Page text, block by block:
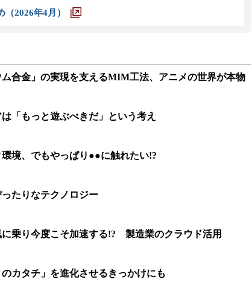
2026年4月）
合金」の実現を支えるMIM工法、アニメの世界が本物
「もっと遊ぶべきだ」という考え
境、でもやっぱり●●に触れたい!?
たりなテクノロジー
に乗り今度こそ加速する!? 製造業のクラウド活用
カタチ」を進化させるきっかけにも